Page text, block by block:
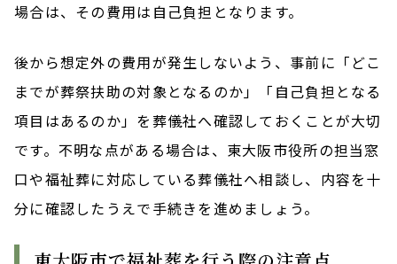
場合は、その費用は自己負担となります。
後から想定外の費用が発生しないよう、事前に「どこ
までが葬祭扶助の対象となるのか」「自己負担となる
項目はあるのか」を葬儀社へ確認しておくことが大切
です。不明な点がある場合は、東大阪市役所の担当窓
口や福祉葬に対応している葬儀社へ相談し、内容を十
分に確認したうえで手続きを進めましょう。